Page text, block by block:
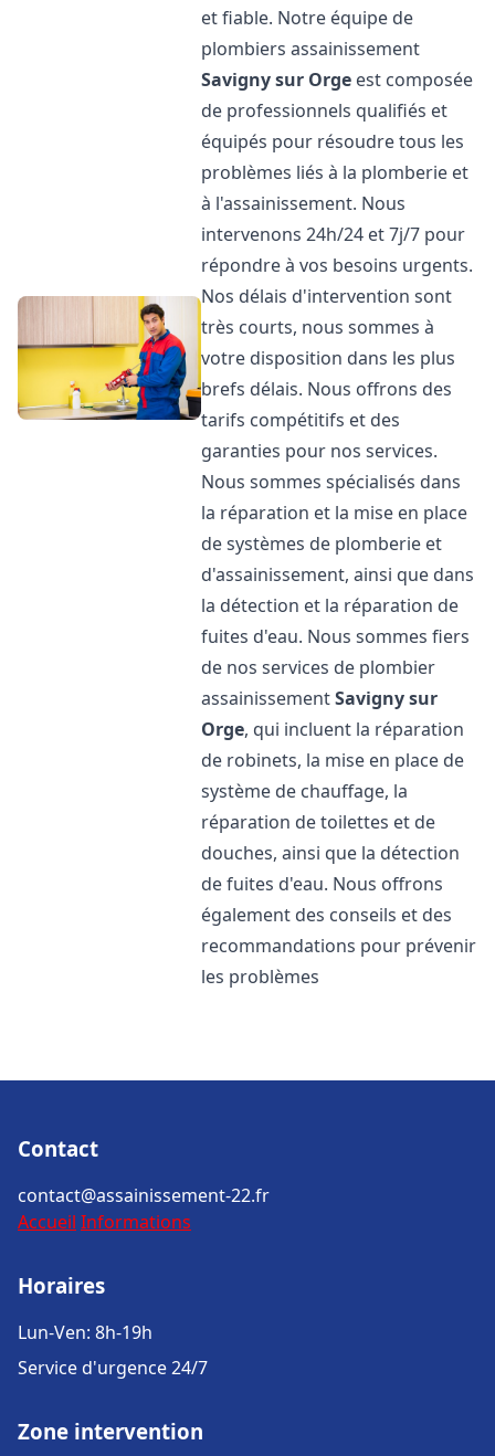
et fiable. Notre équipe de
plombiers assainissement
Savigny sur Orge est composée
de professionnels qualifiés et
équipés pour résoudre tous les
problèmes liés à la plomberie et
à l'assainissement. Nous
intervenons 24h/24 et 7j/7 pour
répondre à vos besoins urgents.
Nos délais d'intervention sont
très courts, nous sommes à
votre disposition dans les plus
brefs délais. Nous offrons des
tarifs compétitifs et des
garanties pour nos services.
Nous sommes spécialisés dans
la réparation et la mise en place
de systèmes de plomberie et
d'assainissement, ainsi que dans
la détection et la réparation de
fuites d'eau. Nous sommes fiers
de nos services de plombier
assainissementSavigny sur
Orge, qui incluent la réparation
de robinets, la mise en place de
système de chauffage, la
réparation de toilettes et de
douches, ainsi que la détection
de fuites d'eau. Nous offrons
également des conseils et des
recommandations pour prévenir
les problèmes
Contact
contact@assainissement-22.fr
Accueil Informations
Horaires
Lun-Ven: 8h-19h
Service d'urgence 24/7
Zone intervention